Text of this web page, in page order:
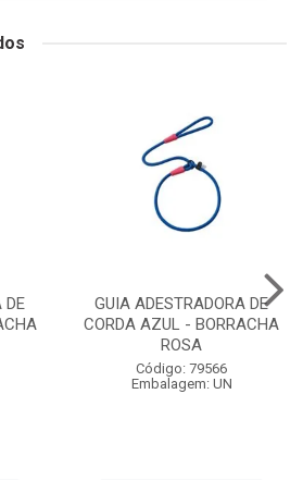
DE
GUIA ADESTRADORA DE
CORDA AZUL - BORRACHA
ROSA
Código: 79566
Embalagem: UN